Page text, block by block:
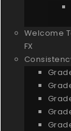
Welcome
FX